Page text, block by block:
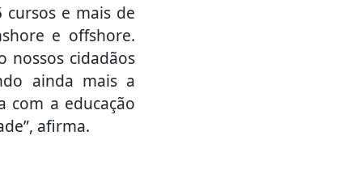
e mais de
e offshore.
nossos cidadãos
ainda mais a
com a educação
afirma.